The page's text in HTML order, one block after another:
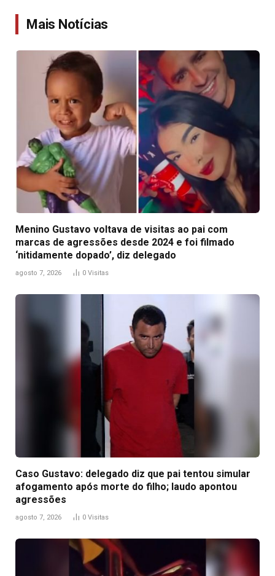
Mais Notícias
Menino Gustavo voltava de visitas ao pai com
marcas de agressões desde 2024 e foi filmado
‘nitidamente dopado’, diz delegado
agosto 7, 2026 0 Visitas
Caso Gustavo: delegado diz que pai tentou simular
afogamento após morte do filho; laudo apontou
agressões
agosto 7, 2026 0 Visitas